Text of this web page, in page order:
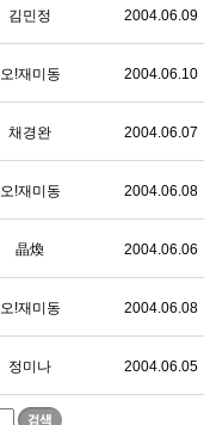
김민정 2004.06.09
오!재미동 2004.06.10
채경완 2004.06.07
오!재미동 2004.06.08
晶煥 2004.06.06
오!재미동 2004.06.08
정미나 2004.06.05